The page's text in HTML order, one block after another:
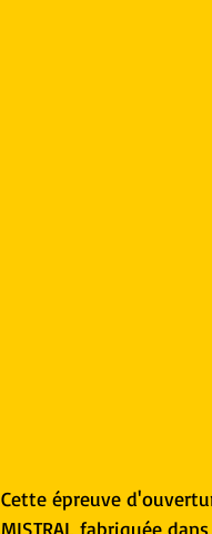
Cette épreuve
MISTRAL fabriquée